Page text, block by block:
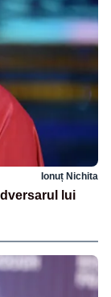
Ionuț Nichita
lui